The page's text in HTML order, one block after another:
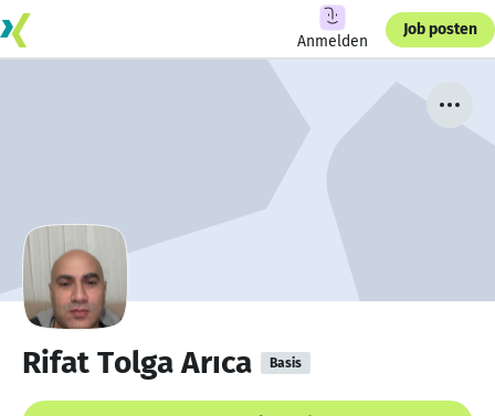
Anmelden
Job posten
Rifat Tolga Arıca Basis